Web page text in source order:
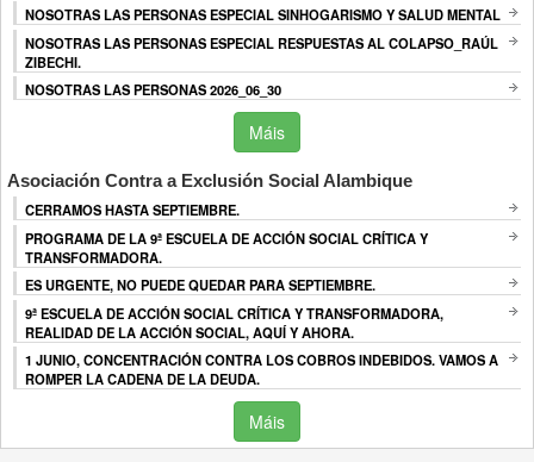
NOSOTRAS LAS PERSONAS ESPECIAL SINHOGARISMO Y SALUD MENTAL
NOSOTRAS LAS PERSONAS ESPECIAL RESPUESTAS AL COLAPSO_RAÚL
ZIBECHI.
NOSOTRAS LAS PERSONAS 2026_06_30
Máis
Asociación Contra a Exclusión Social Alambique
CERRAMOS HASTA SEPTIEMBRE.
PROGRAMA DE LA 9ª ESCUELA DE ACCIÓN SOCIAL CRÍTICA Y
TRANSFORMADORA.
ES URGENTE, NO PUEDE QUEDAR PARA SEPTIEMBRE.
9ª ESCUELA DE ACCIÓN SOCIAL CRÍTICA Y TRANSFORMADORA,
REALIDAD DE LA ACCIÓN SOCIAL, AQUÍ Y AHORA.
1 JUNIO, CONCENTRACIÓN CONTRA LOS COBROS INDEBIDOS. VAMOS A
ROMPER LA CADENA DE LA DEUDA.
Máis